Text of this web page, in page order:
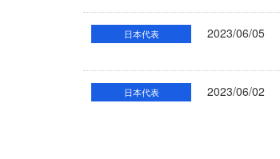
日本代表 2023/06/05
日本代表 2023/06/02